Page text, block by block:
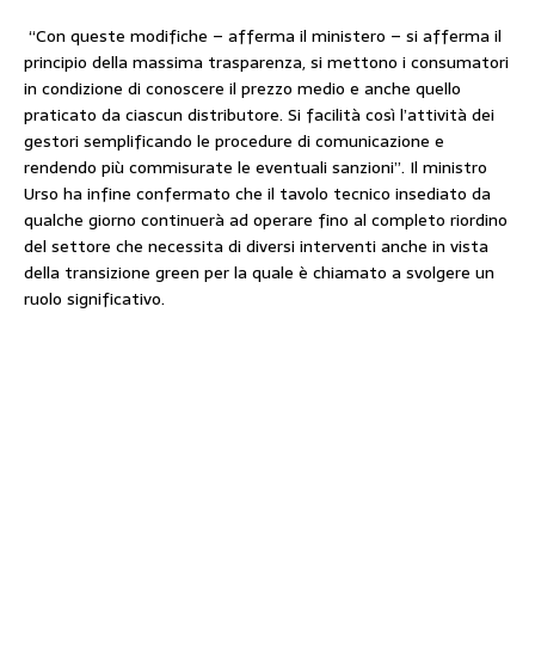
“Con queste modifiche – afferma il ministero – si afferma il
principio della massima trasparenza, si mettono i consumatori
in condizione di conoscere il prezzo medio e anche quello
praticato da ciascun distributore. Si facilità così l’attività dei
gestori semplificando le procedure di comunicazione e
rendendo più commisurate le eventuali sanzioni”. Il ministro
Urso ha infine confermato che il tavolo tecnico insediato da
qualche giorno continuerà ad operare fino al completo riordino
del settore che necessita di diversi interventi anche in vista
della transizione green per la quale è chiamato a svolgere un
ruolo significativo.